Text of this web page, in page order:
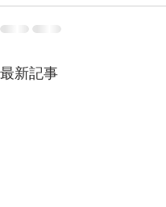
最新記事